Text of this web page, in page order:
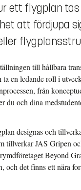
ett flygplan
att fördjupa
till hållbara
en ledande roll i
från
du och dina
designas och
tillverkar JAS Gripen
Beyond
det finns ett nära